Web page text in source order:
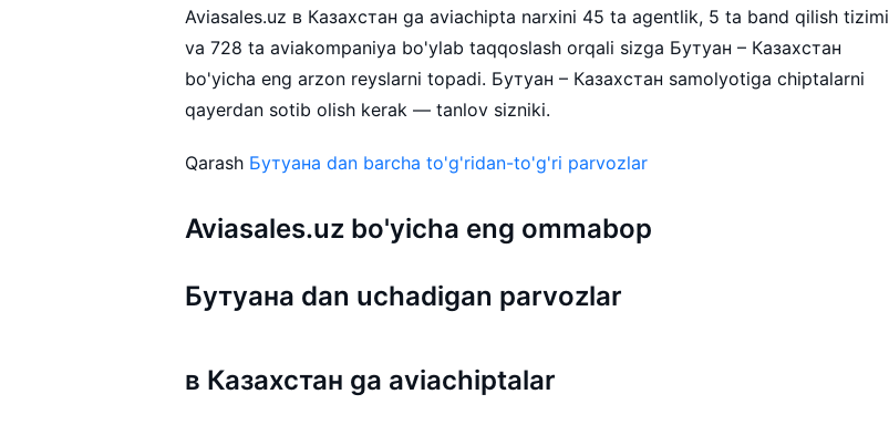
Aviasales.uz в Казахстан ga aviachipta narxini 45 ta agentlik, 5 ta band qilish tizimi
va 728 ta aviakompaniya bo'ylab taqqoslash orqali sizga Бутуан – Казахстан
bo'yicha eng arzon reyslarni topadi. Бутуан – Казахстан samolyotiga chiptalarni
qayerdan sotib olish kerak — tanlov sizniki.
Qarash Бутуана dan barcha to'g'ridan-to'g'ri parvozlar
Aviasales.uz bo'yicha eng ommabop
Бутуана dan uchadigan parvozlar
в Казахстан ga aviachiptalar